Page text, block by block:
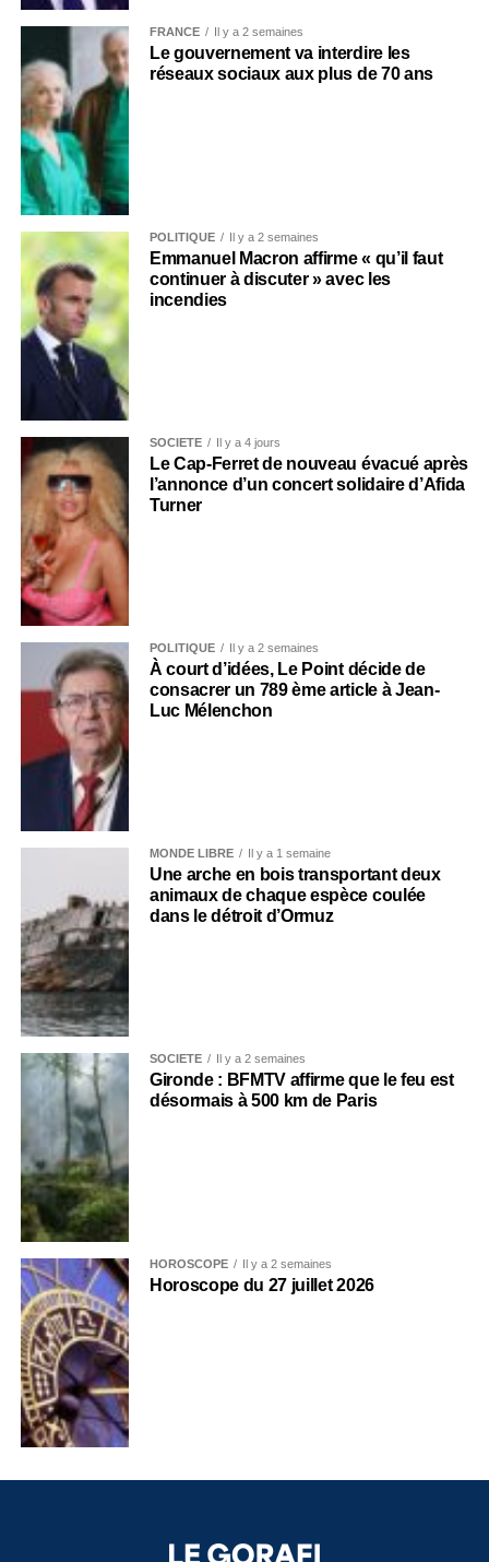
FRANCE Il y a 2 semaines
Le gouvernement va interdire les
réseaux sociaux aux plus de 70 ans
POLITIQUE Il y a 2 semaines
Emmanuel Macron affirme « qu’il faut
continuer à discuter » avec les
incendies
SOCIÉTÉ Il y a 4 jours
Le Cap-Ferret de nouveau évacué après
l’annonce d’un concert solidaire d’Afida
Turner
POLITIQUE Il y a 2 semaines
À court d’idées, Le Point décide de
consacrer un 789 ème article à Jean-
Luc Mélenchon
MONDE LIBRE Il y a 1 semaine
Une arche en bois transportant deux
animaux de chaque espèce coulée
dans le détroit d’Ormuz
SOCIÉTÉ Il y a 2 semaines
Gironde : BFMTV affirme que le feu est
désormais à 500 km de Paris
HOROSCOPE Il y a 2 semaines
Horoscope du 27 juillet 2026